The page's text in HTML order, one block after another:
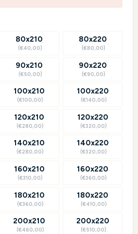
80x210
(€40,00)
90x210
(€50,00)
100x210
(€100,00)
120x210
(€280,00)
140x210
(€280,00)
160x210
(€310,00)
180x210
(€360,00)
200x210
(€460,00)
80x220
(€80,00)
90x220
(€90,00)
100x220
(€140,00)
120x220
(€320,00)
140x220
(€320,00)
160x220
(€360,00)
180x220
(€410,00)
200x220
(€510,00)